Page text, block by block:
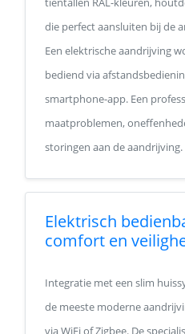
die perfect aansluiten bij de
Een elektrische aandrijving
bediend via
smartphone-app. Een
maatproblemen,
storingen aan de aandrijving.
Elektrisch
comfort en
Integratie met een slim
de meeste moderne
via WiFi of Zigbee. De